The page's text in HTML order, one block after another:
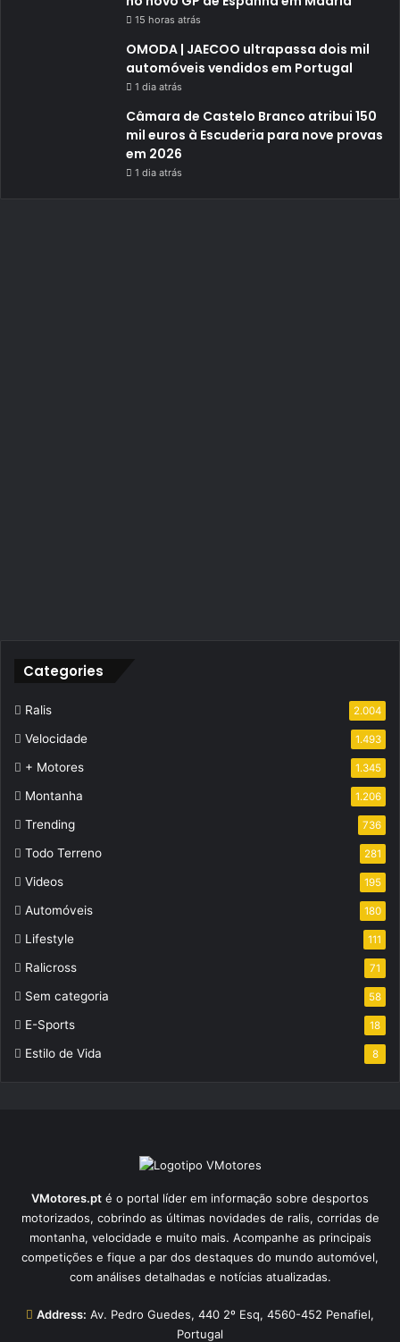
15 horas atrás
OMODA | JAECOO ultrapassa dois mil
automóveis vendidos em Portugal
1 dia atrás
Câmara de Castelo Branco atribui 150
mil euros à Escuderia para nove provas
em 2026
1 dia atrás
Categories
Ralis 2.004
Velocidade 1.493
+ Motores 1.345
Montanha 1.206
Trending 736
Todo Terreno 281
Videos 195
Automóveis 180
Lifestyle 111
Ralicross 71
Sem categoria 58
E-Sports 18
Estilo de Vida 8
VMotores.pt é o portal líder em informação sobre desportos
motorizados, cobrindo as últimas novidades de ralis, corridas de
montanha, velocidade e muito mais. Acompanhe as principais
competições e fique a par dos destaques do mundo automóvel,
com análises detalhadas e notícias atualizadas.
Address: Av. Pedro Guedes, 440 2º Esq, 4560-452 Penafiel,
Portugal